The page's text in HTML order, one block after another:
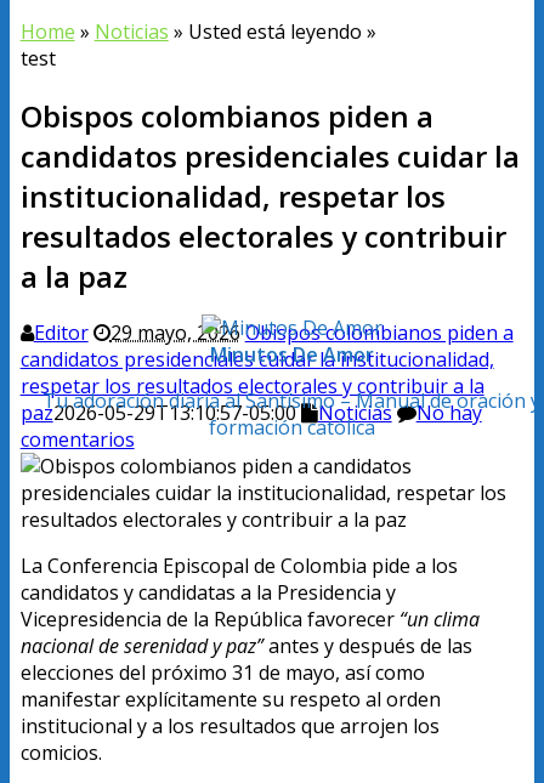
Minutos De Amor
Tu adoración diaria al Santísimo – Manual de oración y
formación católica
Home » Noticias » Usted está leyendo »
test
Obispos colombianos piden a
candidatos presidenciales cuidar la
institucionalidad, respetar los
resultados electorales y contribuir
a la paz
Editor 29 mayo, 2026 Obispos colombianos piden a
candidatos presidenciales cuidar la institucionalidad,
respetar los resultados electorales y contribuir a la
paz2026-05-29T13:10:57-05:00 Noticias
No hay
comentarios
La Conferencia Episcopal de Colombia pide a los
candidatos y candidatas a la Presidencia y
Vicepresidencia de la República favorecer “un clima
nacional de serenidad y paz”antes y después de las
elecciones del próximo 31 de mayo, así como
manifestar explícitamente su respeto al orden
institucional y a los resultados que arrojen los
comicios.